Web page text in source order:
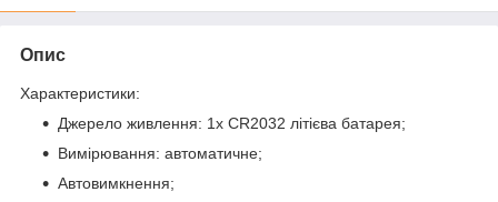
Опис
Характеристики:
Джерело живлення: 1x CR2032 літієва батарея;
Вимірювання: автоматичне;
Автовимкнення;